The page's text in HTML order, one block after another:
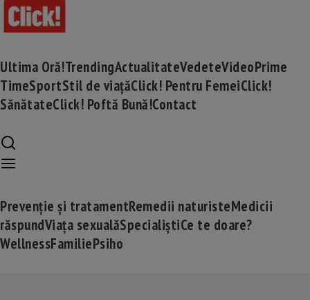
Ultima Oră!TrendingActualitateVedeteVideoPrime
TimeSportStil de viațăClick! Pentru FemeiClick!
SănătateClick! Poftă Bună!Contact
Prevenție și tratamentRemedii naturisteMedicii
răspundViața sexualăSpecialiștiCe te doare?
WellnessFamiliePsiho